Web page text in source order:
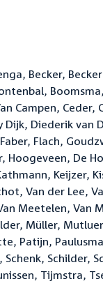
Becker,
Campen, Ceder,
Diederik van
Flach,
De
Keijzer,
Van der Lee,
Meetelen, Van
Müller,
Patijn,
Schilder,
Tijmstra,